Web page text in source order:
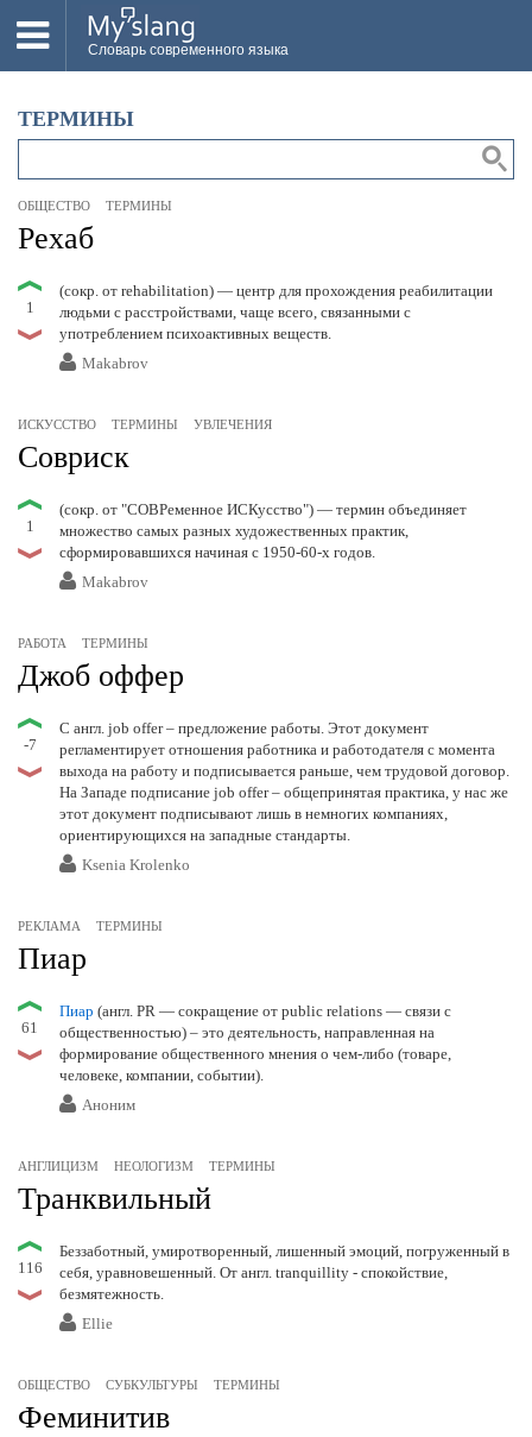
Словарь современного языка
НОВОЕ
ПОПУЛЯРНОЕ
ПРОВЕРИТЬ ЗНАНИЯ
ДОБАВИТЬ СЛОВО
ПРОСВЕТИТЕЛИ
ВОЙТИ
ТЕРМИНЫ
ОБЩЕСТВО ТЕРМИНЫ
Рехаб
1
(сокр. от rehabilitation) — центр для прохождения реабилитации
людьми с расстройствами, чаще всего, связанными с
употреблением психоактивных веществ.
Makabrov
ИСКУССТВО ТЕРМИНЫ УВЛЕЧЕНИЯ
Совриск
1
(сокр. от "СОВРеменное ИСКусство") — термин объединяет
множество самых разных художественных практик,
сформировавшихся начиная с 1950-60-х годов.
Makabrov
РАБОТА ТЕРМИНЫ
Джоб оффер
-7
С англ. job offer – предложение работы. Этот документ
регламентирует отношения работника и работодателя с момента
выхода на работу и подписывается раньше, чем трудовой договор.
На Западе подписание job offer – общепринятая практика, у нас же
этот документ подписывают лишь в немногих компаниях,
ориентирующихся на западные стандарты.
Ksenia Krolenko
РЕКЛАМА ТЕРМИНЫ
Пиар
61
Пиар (англ. PR — сокращение от public relations — связи с
общественностью) – это деятельность, направленная на
формирование общественного мнения о чем-либо (товаре,
человеке, компании, событии).
Аноним
АНГЛИЦИЗМ НЕОЛОГИЗМ ТЕРМИНЫ
Транквильный
116
Беззаботный, умиротворенный, лишенный эмоций, погруженный в
себя, уравновешенный. От англ. tranquillity - спокойствие,
безмятежность.
Ellie
ОБЩЕСТВО СУБКУЛЬТУРЫ ТЕРМИНЫ
Феминитив